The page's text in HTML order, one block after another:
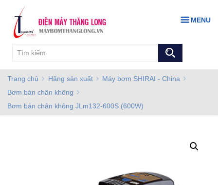
MENU
Trang chủ Hãng sản xuất
Máy bơm SHIRAI - China
Bơm bán chân không
Bơm bán chân không JLm132-600S (600W)